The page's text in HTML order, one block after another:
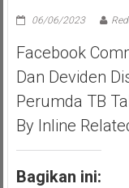
06/06/2023
Facebook
Dan Deviden
Perumda TB
By Inline
Bagikan ini: